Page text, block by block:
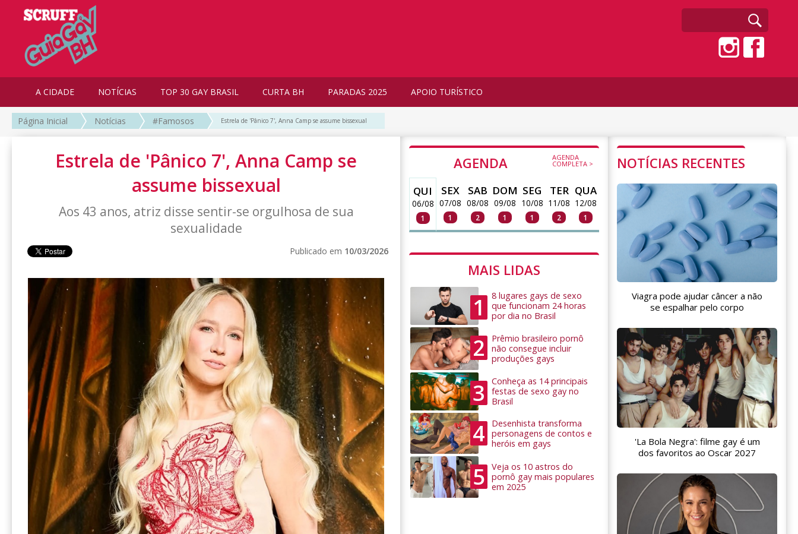
A CIDADE NOTÍCIAS TOP 30 GAY BRASIL CURTA BH PARADAS 2025 APOIO TURÍSTICO
Página Inicial Notícias #Famosos Estrela de 'Pânico 7', Anna Camp se assume bissexual
Estrela de 'Pânico 7', Anna Camp se
assume bissexual
Aos 43 anos, atriz disse sentir-se orgulhosa de sua
sexualidade
Publicado em 10/03/2026
AGENDA AGENDA
COMPLETA >
QUI
06/08
1
SEX
07/08
1
SAB
08/08
2
DOM
09/08
1
SEG
10/08
1
TER
11/08
2
QUA
12/08
1
MAIS LIDAS
1
8 lugares gays de sexo
que funcionam 24 horas
por dia no Brasil
2
Prêmio brasileiro pornô
não consegue incluir
produções gays
3
Conheça as 14 principais
festas de sexo gay no
Brasil
4
Desenhista transforma
personagens de contos e
heróis em gays
5
Veja os 10 astros do
pornô gay mais populares
em 2025
NOTÍCIAS RECENTES
Viagra pode ajudar câncer a não
se espalhar pelo corpo
'La Bola Negra': filme gay é um
dos favoritos ao Oscar 2027